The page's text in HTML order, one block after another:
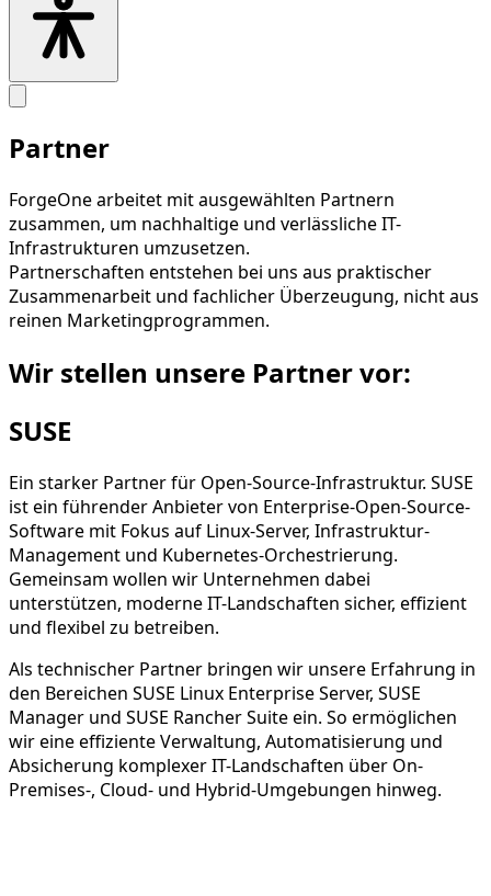
Partner
ForgeOne arbeitet mit ausgewählten Partnern
zusammen, um nachhaltige und verlässliche IT-
Infrastrukturen umzusetzen.
Partnerschaften entstehen bei uns aus praktischer
Zusammenarbeit und fachlicher Überzeugung, nicht aus
reinen Marketingprogrammen.
Wir stellen unsere Partner vor:
SUSE
Ein starker Partner für Open-Source-Infrastruktur. SUSE
ist ein führender Anbieter von Enterprise-Open-Source-
Software mit Fokus auf Linux-Server, Infrastruktur-
Management und Kubernetes-Orchestrierung.
Gemeinsam wollen wir Unternehmen dabei
unterstützen, moderne IT-Landschaften sicher, effizient
und flexibel zu betreiben.
Als technischer Partner bringen wir unsere Erfahrung in
den Bereichen SUSE Linux Enterprise Server, SUSE
Manager und SUSE Rancher Suite ein. So ermöglichen
wir eine effiziente Verwaltung, Automatisierung und
Absicherung komplexer IT-Landschaften über On-
Premises-, Cloud- und Hybrid-Umgebungen hinweg.